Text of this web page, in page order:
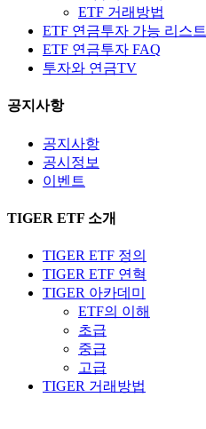
ETF 거래방법
ETF 연금투자 가능 리스트
ETF 연금투자 FAQ
투자와 연금TV
공지사항
공지사항
공시정보
이벤트
TIGER ETF 소개
TIGER ETF 정의
TIGER ETF 연혁
TIGER 아카데미
ETF의 이해
초급
중급
고급
TIGER 거래방법